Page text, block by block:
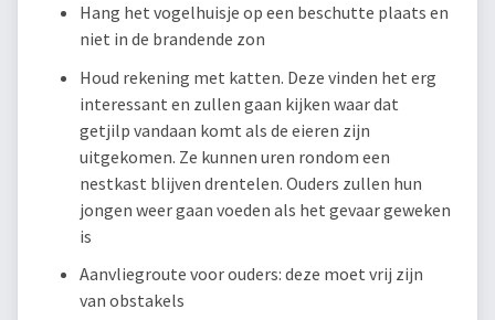
Hang het vogelhuisje op een beschutte plaats en
niet in de brandende zon
Houd rekening met katten. Deze vinden het erg
interessant en zullen gaan kijken waar dat
getjilp vandaan komt als de eieren zijn
uitgekomen. Ze kunnen uren rondom een
nestkast blijven drentelen. Ouders zullen hun
jongen weer gaan voeden als het gevaar geweken
is
Aanvliegroute voor ouders: deze moet vrij zijn
van obstakels